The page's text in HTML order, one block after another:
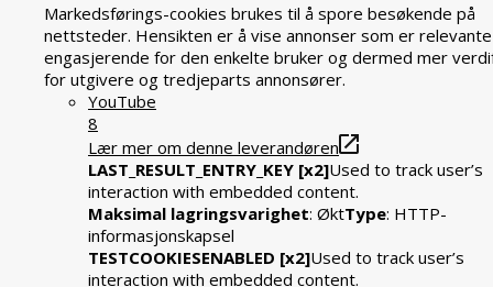
Markedsførings-cookies brukes til å spore besøkende på
nettsteder. Hensikten er å vise annonser som er
engasjerende for den enkelte bruker og dermed mer
for utgivere og tredjeparts annonsører.
YouTube
8
Lær mer om denne leverandøren
LAST_RESULT_ENTRY_KEY [x2]Used to track user’s
interaction with embedded content.
Maksimal lagringsvarighet: ØktType: HTTP-
informasjonskapsel
TESTCOOKIESENABLED [x2]Used to track user’s
interaction with embedded content.